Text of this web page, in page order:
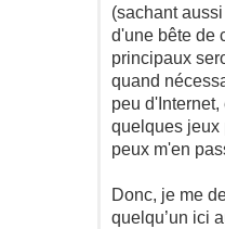
(sachant
d'une bête de
principaux
quand
peu
quelques jeux
peux m'en
Donc, je me
quelqu’un ici